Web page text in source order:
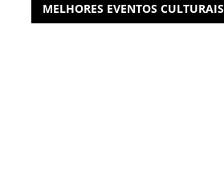
MELHORES EVENTOS CULTURAIS